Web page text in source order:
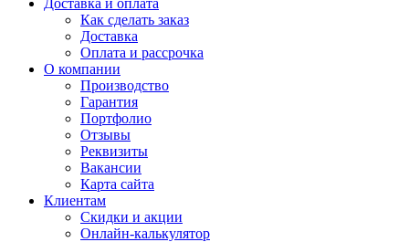
Доставка и оплата
Как сделать заказ
Доставка
Оплата и рассрочка
О компании
Производство
Гарантия
Портфолио
Отзывы
Реквизиты
Вакансии
Карта сайта
Клиентам
Скидки и акции
Онлайн-калькулятор